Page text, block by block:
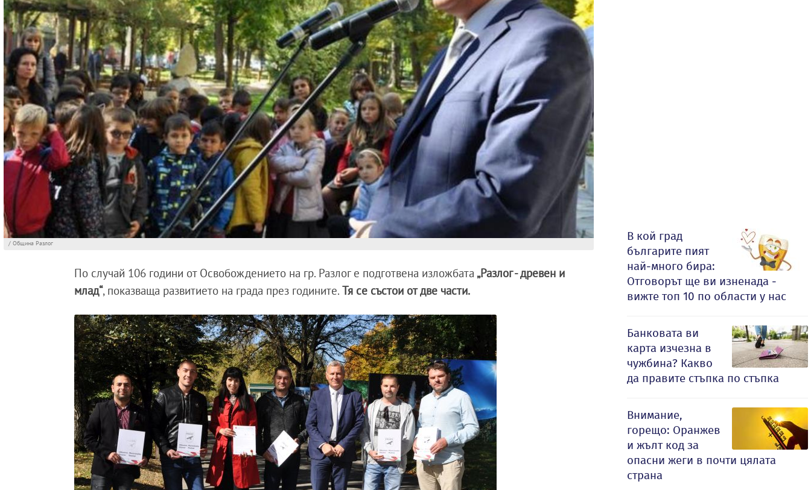
/ Община Разлог
По случай 106 години от Освобождението на гр. Разлог е подготвена изложбата „Разлог - древен и
млад“, показваща развитието на града през годините. Тя се състои от две части.
В кой град
българите пият
най-много бира:
Отговорът ще ви изненада -
вижте топ 10 по области у нас
Банковата ви
карта изчезна в
чужбина? Какво
да правите стъпка по стъпка
Внимание,
горещо: Оранжев
и жълт код за
опасни жеги в почти цялата
страна